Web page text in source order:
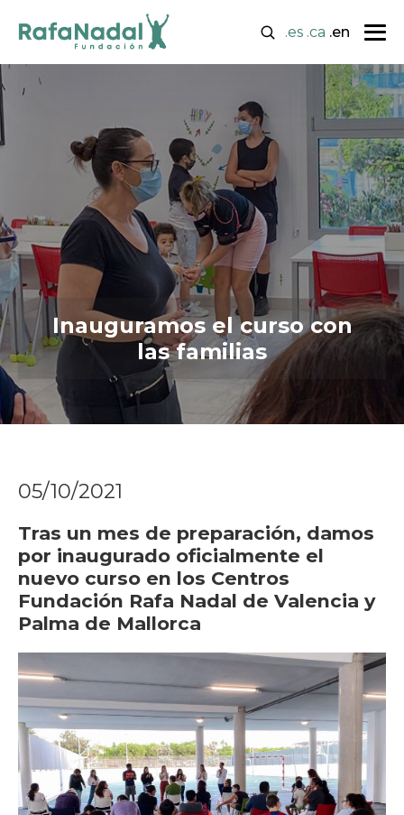
.es .ca .en
Inauguramos el curso con
las familias
05/10/2021
Tras un mes de preparación, damos
por inaugurado oficialmente el
nuevo curso en los Centros
Fundación Rafa Nadal de Valencia y
Palma de Mallorca